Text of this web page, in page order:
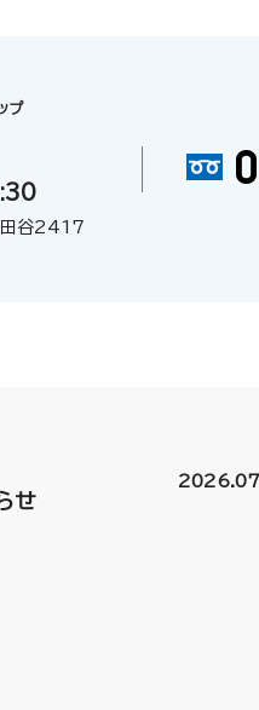
プ
谷2417
せ